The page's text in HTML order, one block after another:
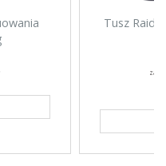
Tusz